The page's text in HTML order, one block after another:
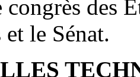
congrès des
et le Sénat.